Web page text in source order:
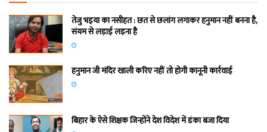
तेजु भइया का नसीहत : छत से छलांग लगाकर हनुमान नहीं बनना है,
संयम से लड़ाई लड़ना है
हनुमान जी मंदिर खाली करिए नहीं तो होगी कानूनी कार्रवाई
बिहार के ऐसे शिक्षक जिन्होंने देश विदेश में डंका बजा दिया